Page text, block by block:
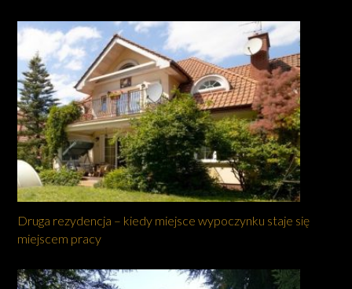
Druga rezydencja – kiedy miejsce wypoczynku staje się
miejscem pracy